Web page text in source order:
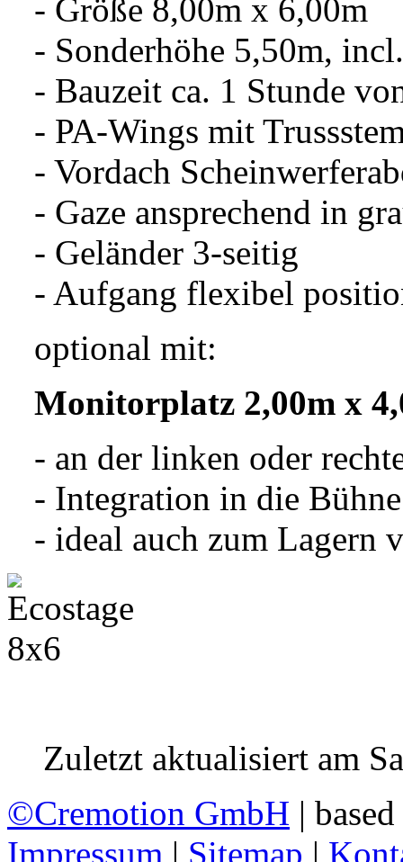
- Größe 8,00m x 6,00m
- Sonderhöhe 5,50m,
- Bauzeit ca. 1 Stunde
- PA-Wings mit
- Vordach
- Gaze ansprechend in
- Geländer 3-seitig
- Aufgang flexibel
optional mit:
Monitorplatz 2,00m x
- an der linken oder
- Integration in die
- ideal auch zum Lagern
Zuletzt aktualisiert am
©Cremotion GmbH |
Impressum | Sitemap |